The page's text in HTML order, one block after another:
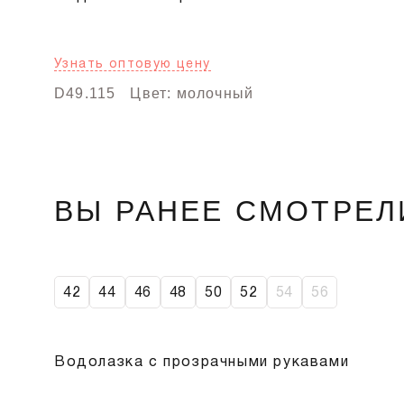
Узнать оптовую цену
D49.115 Цвет: молочный
ВЫ РАНЕЕ
42 44 46 48 50 52 54 56
Водолазка с прозрачными рукавами